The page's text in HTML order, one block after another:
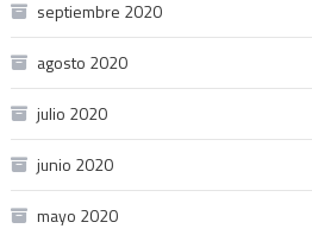
septiembre 2020
agosto 2020
julio 2020
junio 2020
mayo 2020